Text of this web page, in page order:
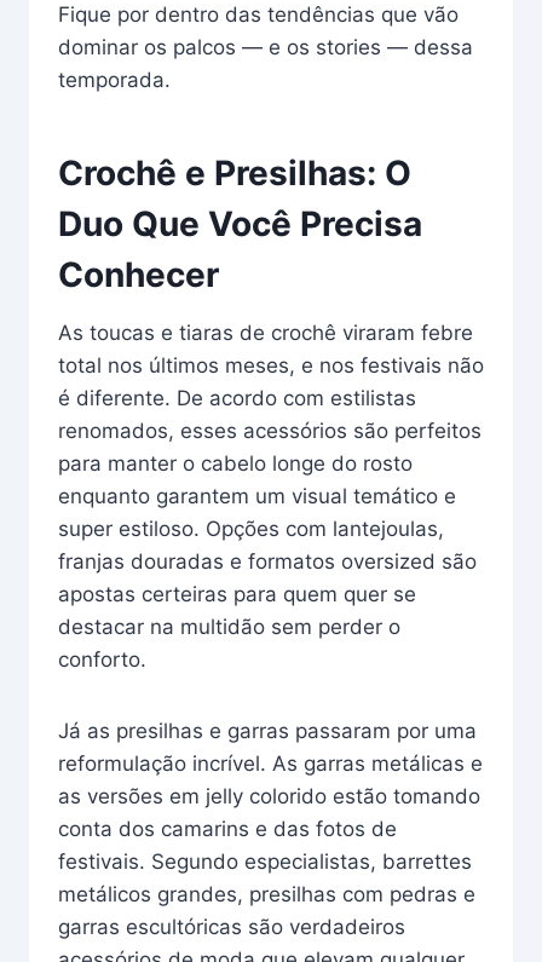
Fique por dentro das tendências que vão
dominar os palcos — e os stories — dessa
temporada.
Crochê e Presilhas: O
Duo Que Você Precisa
Conhecer
As toucas e tiaras de crochê viraram febre
total nos últimos meses, e nos festivais não
é diferente. De acordo com estilistas
renomados, esses acessórios são perfeitos
para manter o cabelo longe do rosto
enquanto garantem um visual temático e
super estiloso. Opções com lantejoulas,
franjas douradas e formatos oversized são
apostas certeiras para quem quer se
destacar na multidão sem perder o
conforto.
Já as presilhas e garras passaram por uma
reformulação incrível. As garras metálicas e
as versões em jelly colorido estão tomando
conta dos camarins e das fotos de
festivais. Segundo especialistas, barrettes
metálicos grandes, presilhas com pedras e
garras escultóricas são verdadeiros